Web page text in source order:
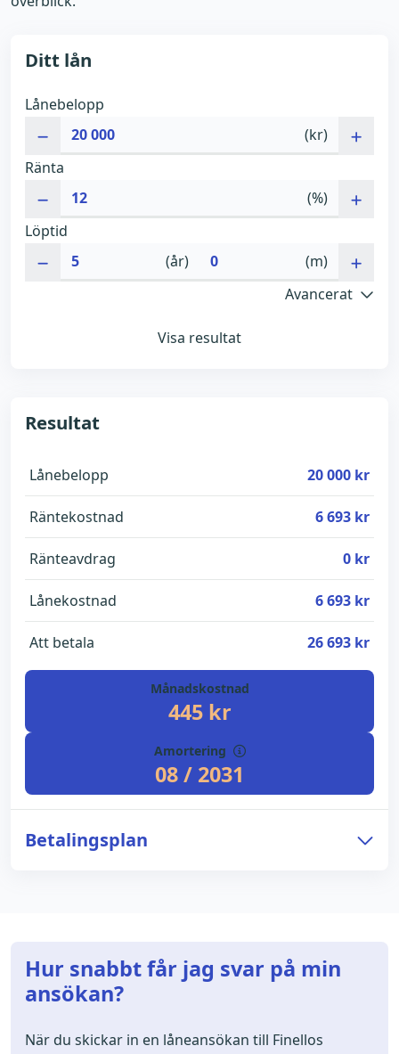
Ditt lån
Lånebelopp
(kr)
Ränta
(%)
Löptid
(år)
(m)
Avancerat
Visa resultat
Resultat
Lånebelopp 20 000 kr
Räntekostnad 6 693 kr
Ränteavdrag 0 kr
Lånekostnad 6 693 kr
Att betala 26 693 kr
Månadskostnad
445 kr
Amortering
08 / 2031
Betalingsplan
Hur snabbt får jag svar på min
ansökan?
När du skickar in en låneansökan till Finellos